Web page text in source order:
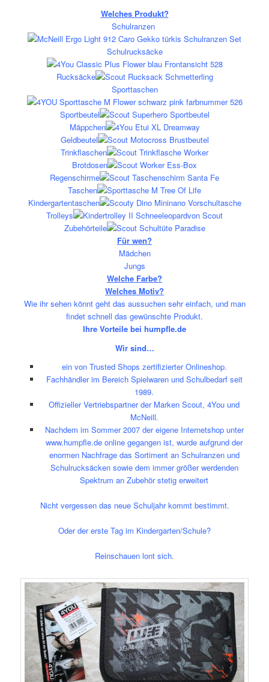
Welches Produkt?
Schulranzen
Schulrucksäcke
Rucksäcke
Sporttaschen
Sportbeutel
Mäppchen
Geldbeutel
Trinkflaschen
Brotdosen
Regenschirme
Taschen
Kindergartentaschen
Trolleys
Zubehörteile
Für wen?
Mädchen
Jungs
Welche Farbe?
Welches Motiv?
Wie ihr sehen könnt geht das aussuchen sehr einfach, und man
findet schnell das gewünschte Produkt.
Ihre Vorteile bei humpfle.de
Wir sind…
ein von Trusted Shops zertifizierter Onlineshop.
Fachhändler im Bereich Spielwaren und Schulbedarf seit
1989.
Offizieller Vertriebspartner der Marken Scout, 4You und
McNeill.
Nachdem im Sommer 2007 der eigene Internetshop unter
www.humpfle.de online gegangen ist, wurde aufgrund der
enormen Nachfrage das Sortiment an Schulranzen und
Schulrucksäcken sowie dem immer größer werdenden
Spektrum an Zubehör stetig erweitert
Nicht vergessen das neue Schuljahr kommt bestimmt.
Oder der erste Tag im Kindergarten/Schule?
Reinschauen lont sich.